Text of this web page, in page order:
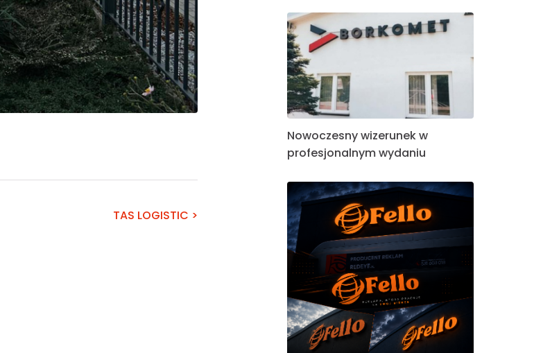
TAS LOGISTIC >
Nowoczesny wizerunek w
profesjonalnym wydaniu